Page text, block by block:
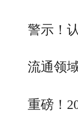
警示！
流通领
重磅！